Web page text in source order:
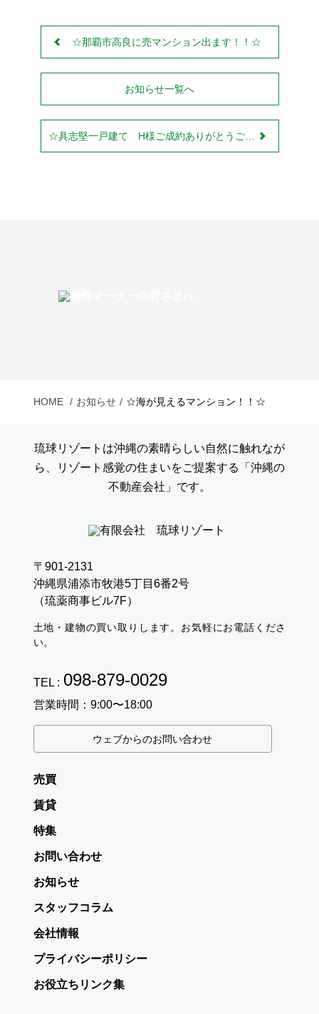
☆那覇市高良に売マンション出ます！！☆
お知らせ一覧へ
☆具志堅一戸建て H様ご成約ありがとうございました！！☆
HOME お知らせ ☆海が見えるマンション！！☆
琉球リゾートは沖縄の素晴らしい自然に触れなが
ら、リゾート感覚の住まいをご提案する「沖縄の
不動産会社」です。
〒901-2131
沖縄県浦添市牧港5丁目6番2号
（琉薬商事ビル7F）
土地・建物の買い取りします。お気軽にお電話くださ
い。
TEL : 098-879-0029
営業時間：9:00〜18:00
ウェブからのお問い合わせ
売買
賃貸
特集
お問い合わせ
お知らせ
スタッフコラム
会社情報
プライバシーポリシー
お役立ちリンク集